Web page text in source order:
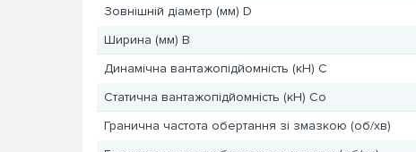
Зовнішній діаметр (мм) D
Ширина (мм) B
Динамічна вантажопідйомність (кН) C
Статична вантажопідйомність (кН) Co
Гранична частота обертання зі змазкою (об/хв)